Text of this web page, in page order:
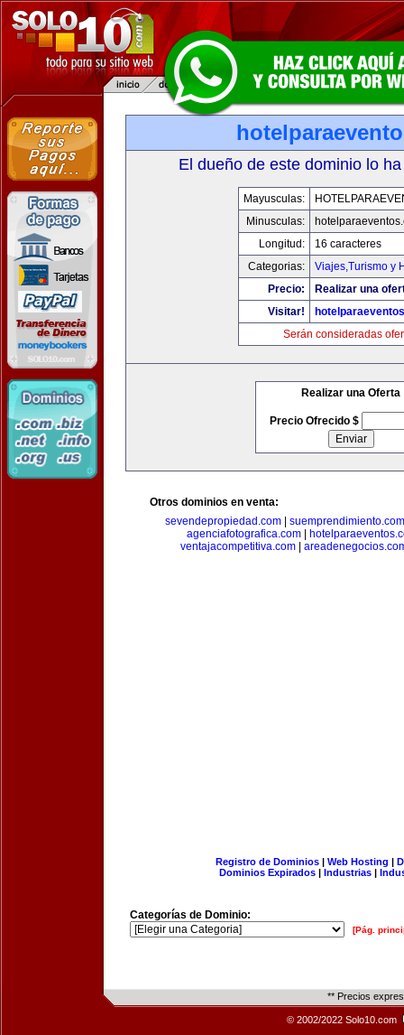
El dueño de este dominio lo
Mayusculas:
Minusculas:
Longitud:
16 caracteres
Categorias:
Viajes,Turismo y
Precio:
Realizar una
Visitar!
Serán consideradas
Realizar una Oferta
Precio Ofrecido $
Otros dominios en venta:
sevendepropiedad.com| suemprendimiento.com
agenciafotografica.com|
ventajacompetitiva.com
Registro de Dominios| Web Hosting |
Dominios Expirados | Industrias |
Categorías de Dominio:
[Pág.
** Precios
© 2002/2022 Solo10.com